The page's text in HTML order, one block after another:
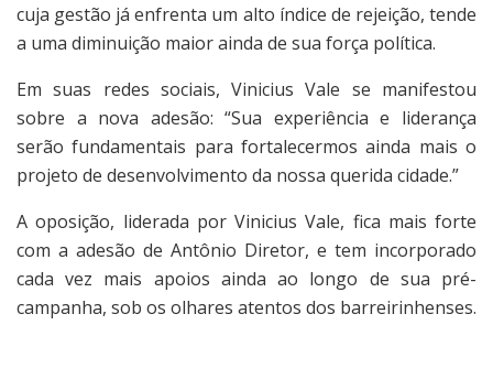
cuja gestão já enfrenta um alto índice de rejeição, tende
a uma diminuição maior ainda de sua força política.
Em suas redes sociais, Vinicius Vale se manifestou
sobre a nova adesão: “Sua experiência e liderança
serão fundamentais para fortalecermos ainda mais o
projeto de desenvolvimento da nossa querida cidade.”
A oposição, liderada por Vinicius Vale, fica mais forte
com a adesão de Antônio Diretor, e tem incorporado
cada vez mais apoios ainda ao longo de sua pré-
campanha, sob os olhares atentos dos barreirinhenses.